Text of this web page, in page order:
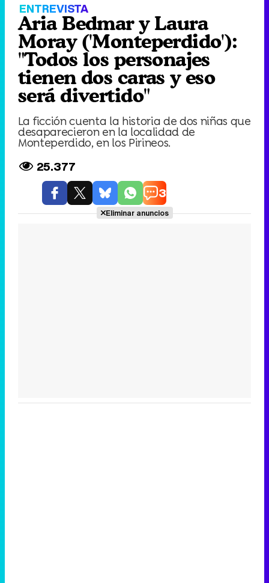
ENTREVISTA
Aria Bedmar y Laura
Moray ('Monteperdido'):
"Todos los personajes
tienen dos caras y eso
será divertido"
La ficción cuenta la historia de dos niñas que
desaparecieron en la localidad de
Monteperdido, en los Pirineos.
25.377
3
Eliminar anuncios